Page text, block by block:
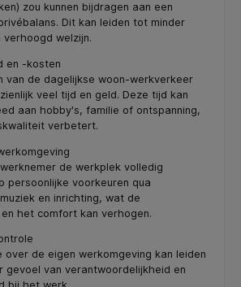
zou kunnen bijdragen aan een
Dit kan leiden tot minder
verhoogd welzijn.
en -kosten
van de dagelijkse woon-werkverkeer
veel tijd en geld. Deze tijd kan
aan hobby's, familie of ontspanning,
verbetert.
de werkplek volledig
persoonlijke voorkeuren qua
en inrichting, wat de
het comfort kan verhogen.
over de eigen werkomgeving kan leiden
gevoel van verantwoordelijkheid en